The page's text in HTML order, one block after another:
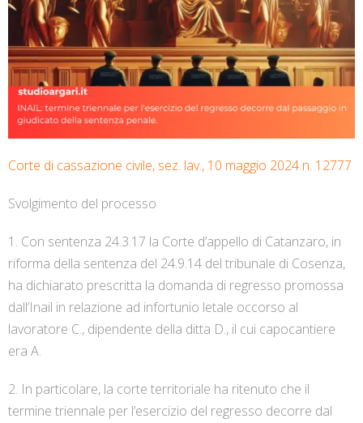
Corte di cassazione civile, sez. lav., 10 maggio 2024 n. 12777
Svolgimento del processo
1. Con sentenza 24.3.17 la Corte d’appello di Catanzaro, in
riforma della sentenza del 24.9.14 del tribunale di Cosenza,
ha dichiarato prescritta la domanda di regresso promossa
dall’Inail in relazione ad infortunio letale occorso al
lavoratore C., dipendente della ditta D., il cui capocantiere
era A.
2. In particolare, la corte territoriale ha ritenuto che il
termine triennale per l’esercizio del regresso decorre dal